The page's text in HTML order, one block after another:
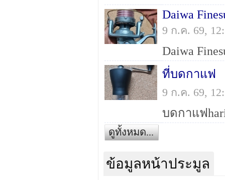
Daiwa
9 ก.ค. 69,
ที่บดกาแฟ
9 ก.ค. 69,
ดูทั้งหมด...
ข้อมูลหน้าประมูล